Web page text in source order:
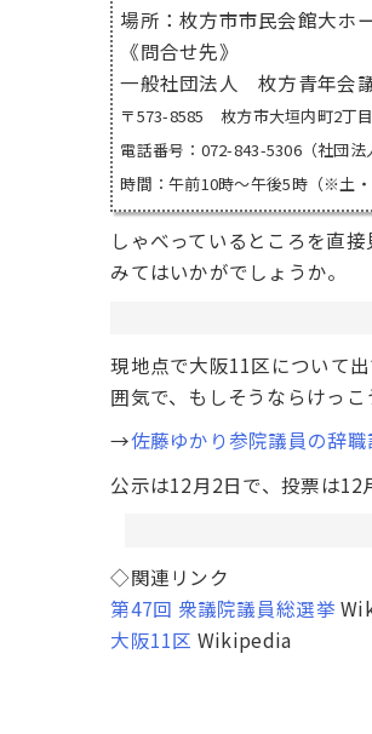
場所：枚方市市民会館大ホ
《問合せ先》
一般社団法人 枚方青年会
〒573-8585 枚方市大垣内町2丁
電話番号：072-843-5306（社団法
時間：午前10時～午後5時（※土
しゃべっているところを直
みてはいかがでしょうか。
現地点で大阪11区について
囲気で、もしそうならけっこ
→佐藤ゆかり参院議員の辞
公示は12月2日で、投票は12
◇関連リンク
第47回 衆議院議員総選挙
大阪11区 Wikipedia